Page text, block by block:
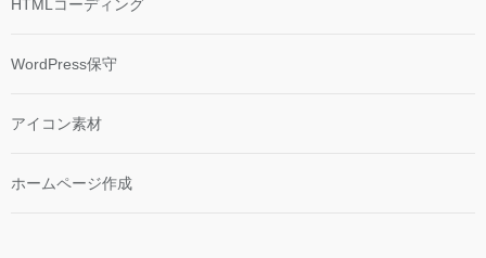
HTMLコーディング
WordPress保守
アイコン素材
ホームページ作成